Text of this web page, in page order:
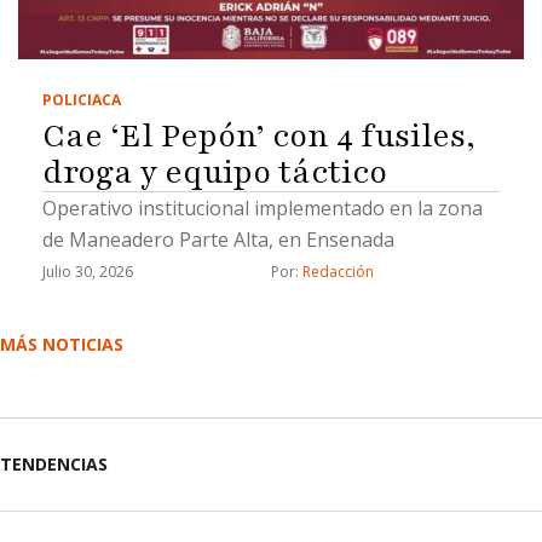
encuentro sobre la calle Ojos Negros, esquina con
Mexicali, en el ejido Francisco Villa Segunda
POLICIACA
Cae ‘El Pepón’ con 4 fusiles,
droga y equipo táctico
Operativo institucional implementado en la zona
de Maneadero Parte Alta, en Ensenada
Julio 30, 2026 Por: Redacción
MÁS NOTICIAS
TENDENCIAS